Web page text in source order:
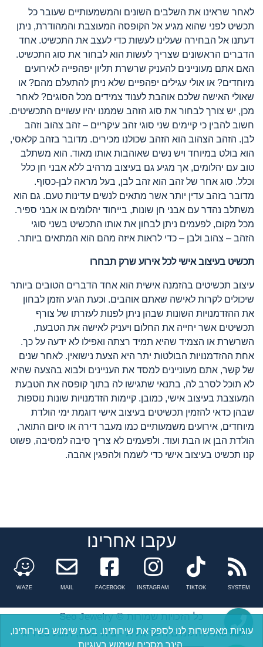
לאחר שראינו את השלבים השונים והמשמעותיים שעובר כל
תכשיט לפני שהוא מגיע אל הקופסה המעוצבת והמהודרת, ניתן
דעתנו אל הבחירה שעלינו לעשות כדי לעצב את התכשיט. אחד
הדברים הראשונים שצריך לעשות הוא לבחור את סוג התכשיט.
האם אתם מעוניינים להעניק שרשרת תליון יפהפייה לאירועים
מיוחדים? או אולי עגילים יפהפיים שלא ניתן להתעלם מהם? או
שאולי האישה שלכם אוהבת לענוד צמידים מכל הסוגים? לאחר
מכן, יש צורך לבחור את סוג הזהב שממנו יהיו עשויים התכשיטים.
חשוב להבין כי קיימים שני סוגי זהב עיקריים – זהב צהוב וזהב
לבן. הזהב הצהוב הוא הזהב שכולנו מכירים. מדובר בזהב קלאסי,
הוא בולט במיוחד ויש נשים שאוהבות אותו מאוד. הוא משתלב
טוב עם יהלומים, אך מגיע גם בעיצוב מרהיב ללא אבני חן כלל
וכלל. סוג אחר של זהב הוא זהב לבן, בעל מראה לבן-כסוף.
מדובר בזהב עדין יותר אשר מתאים לנשים עדינות טעם. גם הוא
משתלב נהדר עם אבני חן שונות, בייחוד יהלומים או אבני ספיר.
מכל מקום, לפעמים ניתן לבחון את אותו התכשיט בשני סוגי
הזהב – צהוב ולבן – כדי לראות איזה מהם הוא המתאים ביותר.
תכשיט בעיצוב אישי לכל אירוע שרק תבחרו
עיצוב תכשיטים בהזמנה אישית הוא אחד הדברים הטובים ביותר
שיכולים לקרות לאישה שאתם אוהבים. וכעת הגיע הזמן לבחון
את ההזדמנויות השונות שבהן ניתן לפנות לעזרתו של צורף
תכשיטים אשר יחייה את החלום ויעניק לאישה את הטבעת,
השרשרת או הצמיד שהיא תמיד רצתה ואפילו לא ידעה על כך.
אחת ההזדמנויות הבולטות יתר היא הצעת נישואין. לאחר שנים
של קשר, אתם מעוניינים למסד את העניינים ולבוא בהצעה שהיא
לא תוכל לסרב לה, בתנאי שתגישו לה בתוך קופסה את הטבעת
המעוצבת בעיצוב אישי, כמובן. קיימות הזדמנויות שונות נוספות
שבהן כדאי להזמין תכשיטים בעיצוב אישי דוגמת ימי הולדת
מיוחדים, אירועים משמעותיים כמו מעבר דירה או סיום התואר,
הולדת הבן או הבת ועוד. ולפעמים לא צריך סיבה למסיבה, פשוט
קנו תכשיט בעיצוב אישי כדי לשמח ולהפגין אהבה.
עקבו אחרינו
WAZE MAIL
Facebook
FACEBOOK
instagram
INSTAGRAM
tiktok
TIKTOK SYSTEM
Seo Jewelry © כל הזכויות שמורות
בורסת היהלומים הישראלית - בית נועם, תובל 23 ר"ג
עוגיות מאפשרות לנו לספק את שירותינו. בעת שימוש בשירותינו,